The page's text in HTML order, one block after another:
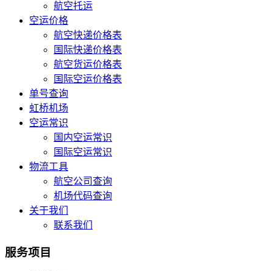
航空托运
空运价格
航空快递价格表
国际快递价格表
航空货运价格表
国际空运价格表
单号查询
虹桥机场
空运常识
国内空运常识
国际空运常识
物流工具
航空公司查询
机场代码查询
关于我们
联系我们
服务项目